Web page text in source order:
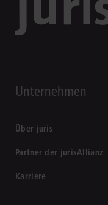
Unternehmen
Über juris
Partner der jurisAllianz
Karriere